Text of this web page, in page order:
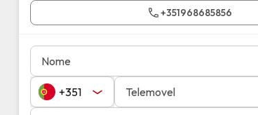
+351968685856
Nome
Telemovel